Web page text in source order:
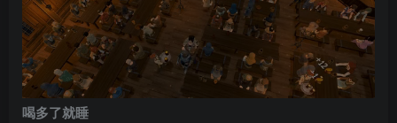
喝多了就睡